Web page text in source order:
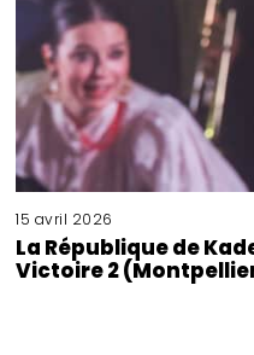
15 avril 2026
La République de
Victoire 2